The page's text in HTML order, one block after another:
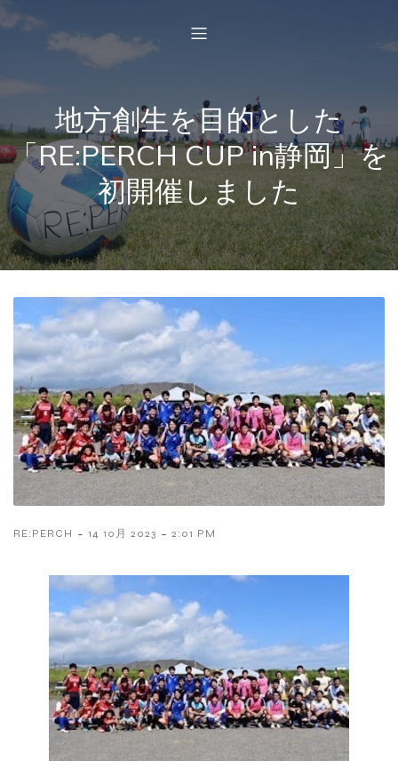
地方創生を目的とした
「RE:PERCH CUP in静岡」を
初開催しました
RE:PERCH - 14 10月 2023 - 2:01 PM